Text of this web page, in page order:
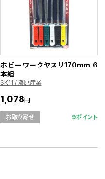
ホビーワークヤスリ170mm 6
本組
SK11 / 藤原産業
1,078円
お取り寄せ 9ポイント